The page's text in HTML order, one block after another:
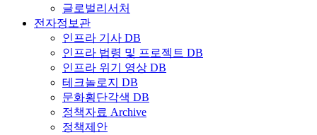
글로벌리서처
전자정보관
인프라 기사 DB
인프라 법령 및 프로젝트 DB
인프라 위기 영상 DB
테크놀로지 DB
문화횡단각색 DB
정책자료 Archive
정책제안